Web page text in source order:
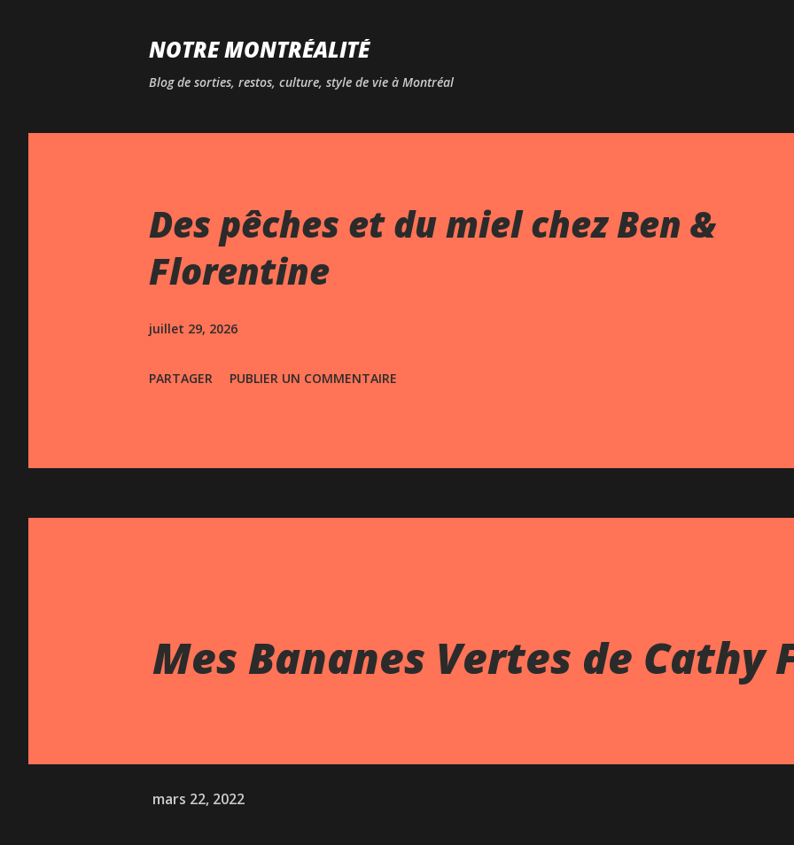
NOTRE MONTRÉALITÉ
Blog de sorties, restos, culture, style de vie à Montréal
Des pêches et du miel chez Ben &
Florentine
juillet 29, 2026
PARTAGER PUBLIER UN COMMENTAIRE
Mes Bananes Vertes de Cathy
mars 22, 2022